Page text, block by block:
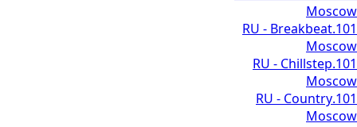
Moscow
101.RU - Breakbeat
Moscow
101.RU - Chillstep
Moscow
101.RU - Country
Moscow